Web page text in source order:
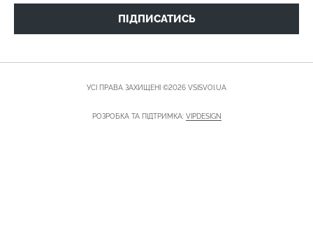
ПІДПИСАТИСЬ
УСІ ПРАВА ЗАХИЩЕНІ ©2026 VSISVOI.UA
РОЗРОБКА ТА ПІДТРИМКА: VIPDESIGN